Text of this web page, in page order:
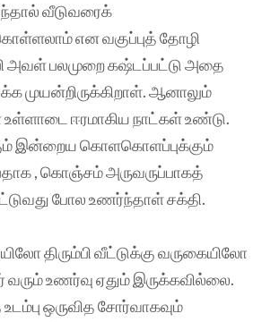
வீடுவரைக்
என வகுப்புத் தோழி
பலமுறை கஷ்டப்பட்டு அதை
முயன்றிருக்கிறாள். ஆனாலும்
உள்ளாடை ஈரமாகிய நாட்கள் உண்டு.
இன்றைய கொளகொளப்புக்கும்
, கொஞ்சம் அருவருப்பாகத்
போல உணர்ந்தாள் சக்தி.
திரும்பி வீட்டுக்கு வருகையிலோ
வரும் உணர்வு ஏதும் இருக்கவில்லை.
ஒருவித சோர்வாகவும்